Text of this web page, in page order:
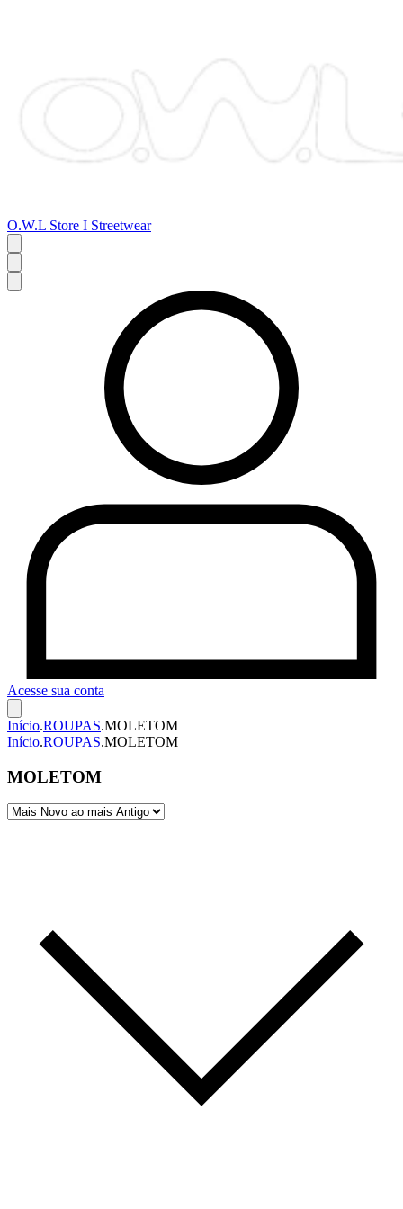
O.W.L Store I Streetwear
Acesse sua conta
Início.ROUPAS.MOLETOM
Início.ROUPAS.MOLETOM
MOLETOM